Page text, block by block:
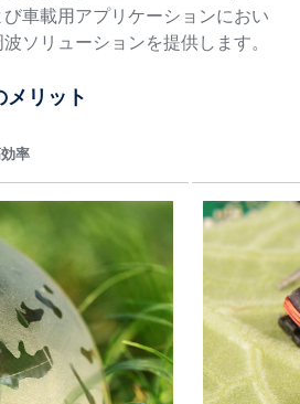
車載用アプリケーションにおい
ソリューションを提供します。
メリット
率